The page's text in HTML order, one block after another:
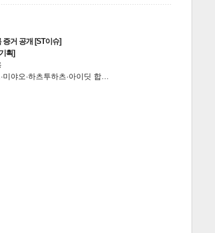
거 공개 [ST이슈]
획]
야오·하츠투하츠·아이딧 합…